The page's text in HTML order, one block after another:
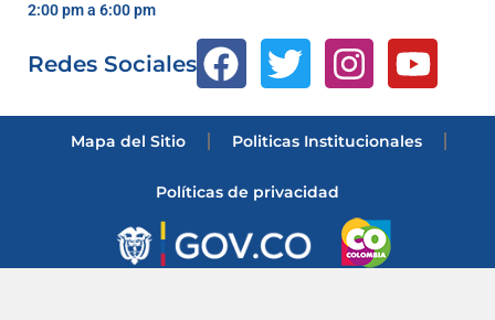
2:00 pm a 6:00 pm
Redes Sociales
Mapa del Sitio Politicas Institucionales
Políticas de privacidad